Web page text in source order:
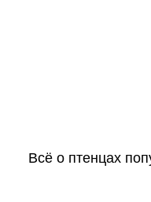
Всё о птенцах